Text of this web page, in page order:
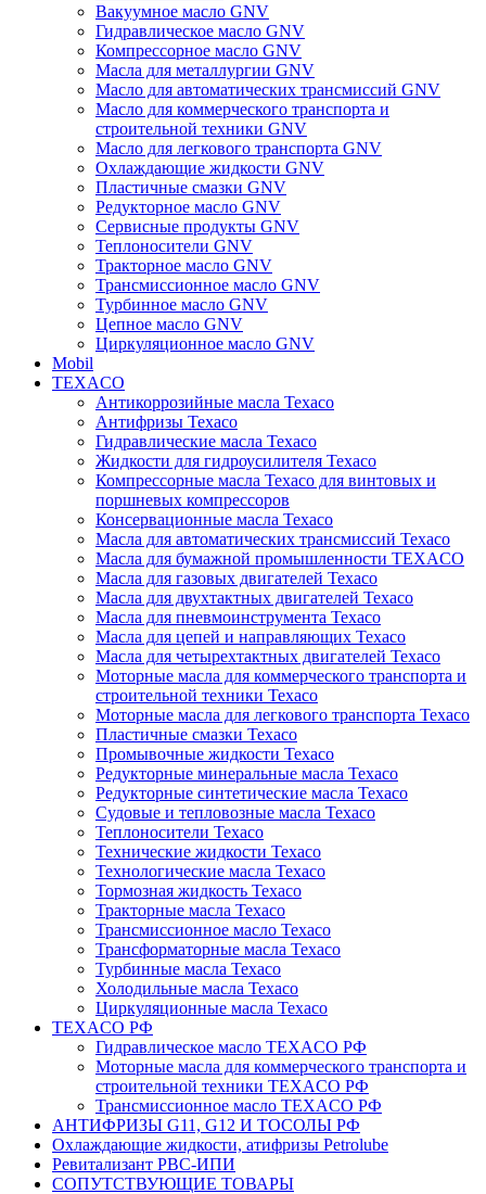
Вакуумное масло GNV
Гидравлическое масло GNV
Компрессорное масло GNV
Масла для металлургии GNV
Масло для автоматических трансмиссий GNV
Масло для коммерческого транспорта и
строительной техники GNV
Масло для легкового транспорта GNV
Охлаждающие жидкости GNV
Пластичные смазки GNV
Редукторное масло GNV
Сервисные продукты GNV
Теплоносители GNV
Тракторное масло GNV
Трансмиссионное масло GNV
Турбинное масло GNV
Цепное масло GNV
Циркуляционное масло GNV
Mobil
TEXACO
Антикоррозийные масла Texaco
Антифризы Texaco
Гидравлические масла Texaco
Жидкости для гидроусилителя Texaco
Компрессорные масла Texaco для винтовых и
поршневых компрессоров
Консервационные масла Texaco
Масла для автоматических трансмиссий Texaco
Масла для бумажной промышленности TEXACO
Масла для газовых двигателей Texaco
Масла для двухтактных двигателей Texaco
Масла для пневмоинструмента Texaco
Масла для цепей и направляющих Texaco
Масла для четырехтактных двигателей Texaco
Моторные масла для коммерческого транспорта и
строительной техники Texaco
Моторные масла для легкового транспорта Texaco
Пластичные смазки Texaco
Промывочные жидкости Texaco
Редукторные минеральные масла Texaco
Редукторные синтетические масла Texaco
Судовые и тепловозные масла Texaco
Теплоносители Texaco
Технические жидкости Texaco
Технологические масла Texaco
Тормозная жидкость Texaco
Тракторные масла Texaco
Трансмиссионное масло Texaco
Трансформаторные масла Texaco
Турбинные масла Texaco
Холодильные масла Texaco
Циркуляционные масла Texaco
TEXACO РФ
Гидравлическое масло TEXACO РФ
Моторные масла для коммерческого транспорта и
строительной техники TEXACO РФ
Трансмиссионное масло TEXACO РФ
АНТИФРИЗЫ G11, G12 И ТОСОЛЫ РФ
Охлаждающие жидкости, атифризы Petrolube
Ревитализант РВС-ИПИ
СОПУТСТВУЮЩИЕ ТОВАРЫ